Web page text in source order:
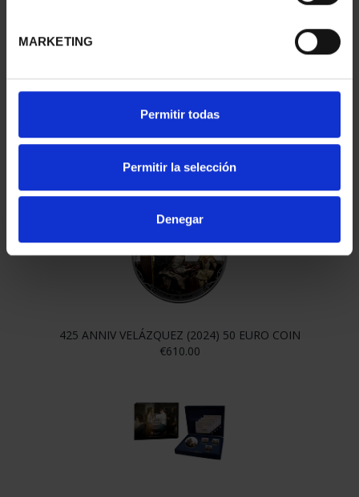
MARKETING
Permitir todas
Permitir la selección
Denegar
VELÁZQUEZ (2024) 1 OZ VULCAN'S FORGE
€153.00
425 ANNIV VELÁZQUEZ (2024) 50 EURO COIN
€610.00